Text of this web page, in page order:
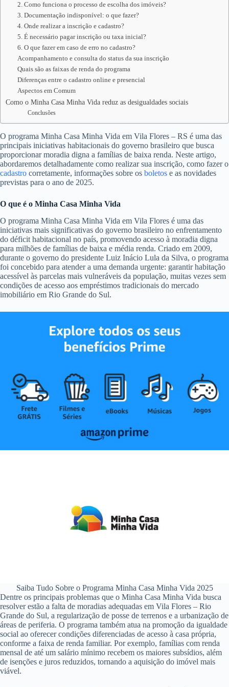
2. Como funciona o processo de escolha dos imóveis?
3. Documentação indisponível: o que fazer?
4. Onde realizar a inscrição e cadastro?
5. É necessário pagar inscrição ou taxa inicial?
6. O que fazer em caso de erro no cadastro?
Acompanhamento e consulta do status da sua inscrição
Quais são as faixas de renda do programa
Diferenças entre o cadastro online e presencial
Aspectos em Comum
Como o Minha Casa Minha Vida reduz as desigualdades sociais
Conclusões
O programa Minha Casa Minha Vida em Vila Flores – RS é uma das
principais iniciativas habitacionais do governo brasileiro que busca
proporcionar moradia digna a famílias de baixa renda. Neste artigo,
abordaremos detalhadamente como realizar sua inscrição, como fazer o
cadastro corretamente, informações sobre os boletos e as novidades
previstas para o ano de 2025.
O que é o Minha Casa Minha Vida
O programa Minha Casa Minha Vida em Vila Flores é uma das
iniciativas mais significativas do governo brasileiro no enfrentamento
do déficit habitacional no país, promovendo acesso à moradia digna
para milhões de famílias de baixa e média renda. Criado em 2009,
durante o governo do presidente Luiz Inácio Lula da Silva, o programa
foi concebido para atender a uma demanda urgente: garantir habitação
acessível às parcelas mais vulneráveis da população, muitas vezes sem
condições de acesso aos empréstimos tradicionais do mercado
imobiliário em Rio Grande do Sul.
Saiba Tudo Sobre o Programa Minha Casa Minha Vida 2025
Dentre os principais problemas que o Minha Casa Minha Vida busca
resolver estão a falta de moradias adequadas em Vila Flores – Rio
Grande do Sul, a regularização de posse de terrenos e a urbanização de
áreas de periferia. O programa também atua na promoção da igualdade
social ao oferecer condições diferenciadas de acesso à casa própria,
conforme a faixa de renda familiar. Por exemplo, famílias com renda
mensal de até um salário mínimo recebem os maiores subsídios, além
de isenções e juros reduzidos, tornando a aquisição do imóvel mais
viável.